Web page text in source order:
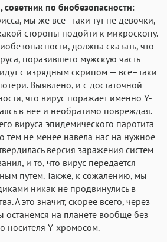
по биобезопасности:
мы же все–таки тут не девочки,
стороны подойти к микроскопу.
должна сказать, что
поразившего мужскую часть
с изрядным скрипом — все–таки
Выявлено, и с достаточной
что вирус поражает именно Y-
в неё и необратимо повреждая.
вируса эпидемического паротита
тем не менее навела нас на нужное
версия заражения систем
и то, что вирус передается
путем. Также, к сожалению, мы
никак не продвинулись в
А это значит, скорее всего, через
останемся на планете вообще без
носителя Y-хромосом.